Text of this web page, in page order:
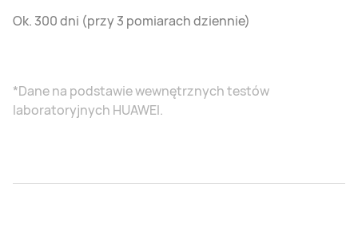
Ok. 300 dni (przy 3 pomiarach dziennie)
*Dane na podstawie wewnętrznych testów
laboratoryjnych HUAWEI.